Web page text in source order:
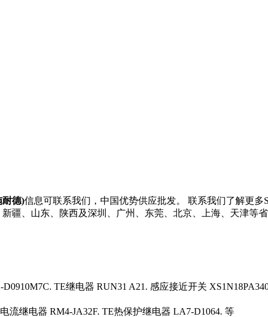
耐德)信息可联系我们，中国优势供应批发。 联系我们了解更多
疆、山东、陕西及深圳、广州、东莞、北京、上海、天津等省
TE继电器 RUN31 A21. 感应接近开关
流继电器 RM4-JA32F. TE热保护继电器 LA7-D1064. 等